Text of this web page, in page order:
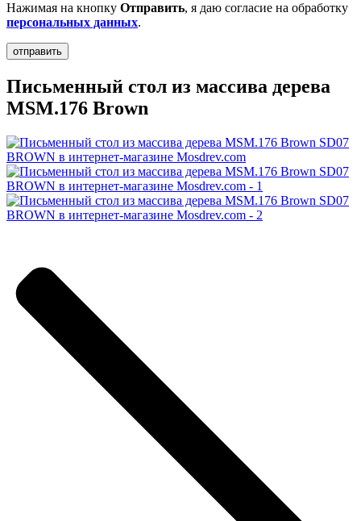
Нажимая на кнопку Отправить, я даю согласие на обработку
персональных данных.
Письменный стол из массива дерева
MSM.176 Brown